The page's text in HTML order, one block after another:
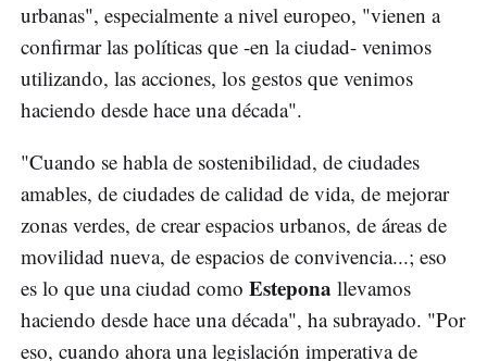
urbanas", especialmente a nivel europeo, "vienen a
confirmar las políticas que -en la ciudad- venimos
utilizando, las acciones, los gestos que venimos
haciendo desde hace una década".
"Cuando se habla de sostenibilidad, de ciudades
amables, de ciudades de calidad de vida, de mejorar
zonas verdes, de crear espacios urbanos, de áreas de
movilidad nueva, de espacios de convivencia...; eso
es lo que una ciudad como Estepona llevamos
haciendo desde hace una década", ha subrayado. "Por
eso, cuando ahora una legislación imperativa de